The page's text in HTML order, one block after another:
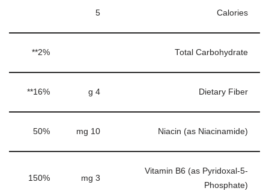
Calories
5
Total Carbohydrate
2%**
Dietary Fiber
4 g
16%**
Niacin (as Niacinamide)
10 mg
50%
Vitamin B6 (as Pyridoxal-5-
Phosphate)
3 mg
150%